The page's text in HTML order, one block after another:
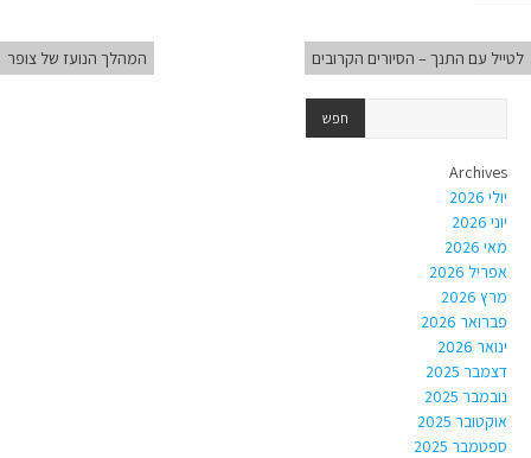
לטייל עם התנך – הסיורים הקרובים המהלך הנועז של צופר
Archives
יולי 2026
יוני 2026
מאי 2026
אפריל 2026
מרץ 2026
פברואר 2026
ינואר 2026
דצמבר 2025
נובמבר 2025
אוקטובר 2025
ספטמבר 2025